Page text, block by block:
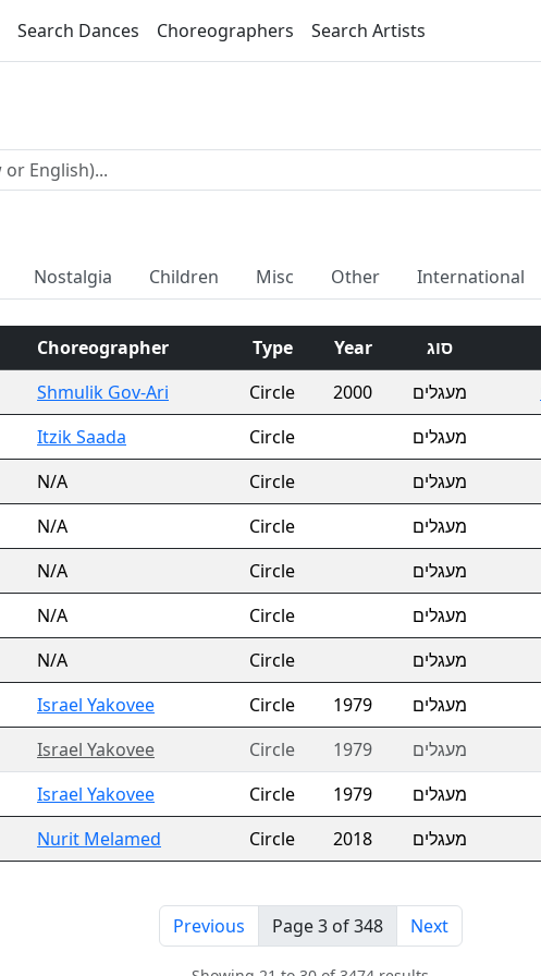
Search Dances Choreographers Search Artists
Nostalgia Children Misc Other International
Choreographer Type Year סוג
Shmulik Gov-Ari Circle 2000 מעגלים
Itzik Saada Circle מעגלים
N/A Circle מעגלים
N/A Circle מעגלים
N/A Circle מעגלים
N/A Circle מעגלים
N/A Circle מעגלים
Israel Yakovee Circle 1979 מעגלים
Israel Yakovee Circle 1979 מעגלים
Israel Yakovee Circle 1979 מעגלים
Nurit Melamed Circle 2018 מעגלים
Previous Page 3 of 348 Next